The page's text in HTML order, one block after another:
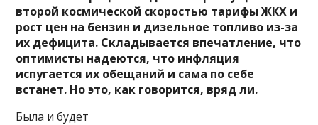
второй космической скоростью тарифы ЖКХ и
рост цен на бензин и дизельное топливо из-за
их дефицита. Складывается впечатление, что
оптимисты надеются, что инфляция
испугается их обещаний и сама по себе
встанет. Но это, как говорится, вряд ли.
Была и будет